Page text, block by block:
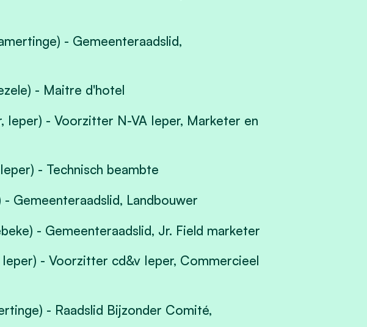
- Gemeenteraadslid,
- Maitre d'hotel
Ieper) - Voorzitter N-VA Ieper, Marketer en
- Technisch beambte
Gemeenteraadslid, Landbouwer
- Gemeenteraadslid, Jr. Field marketer
- Voorzitter cd&v Ieper, Commercieel
- Raadslid Bijzonder Comité,